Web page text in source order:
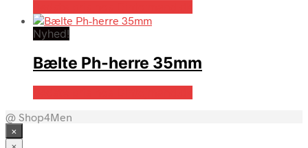
Nyhed!
Bælte Ph-herre 35mm
@ Shop4Men
×